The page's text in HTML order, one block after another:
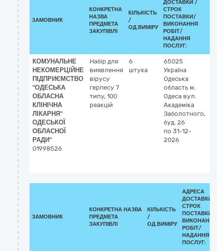
ЗАМОВНИК
КОНКРЕТНА
НАЗВА
ПРЕДМЕТА
ЗАКУПІВЛІ
КІЛЬКІСТЬ
/
ОД.ВИМІРУ
ДОСТАВКИ /
СТРОК
ПОСТАВКИ/
ВИКОНАННЯ
РОБІТ/
НАДАННЯ
ПОСЛУГ:
КОМУНАЛЬНЕ
НЕКОМЕРЦІЙНЕ
ПІДПРИЄМСТВО
"ОДЕСЬКА
ОБЛАСНА
КЛІНІЧНА
ЛІКАРНЯ"
ОДЕСЬКОЇ
ОБЛАСНОЇ
РАДИ"
01998526
Набір для
виявлення
вірусу
герпесу 7
типу, 100
реакцій
6
штука
65025
Україна
Одеська
область м.
Одеса вул.
Академіка
Заболотного,
буд. 26
по 31-12-
2026
ЗАМОВНИК
КОНКРЕТНА НАЗВА
ПРЕДМЕТА
ЗАКУПІВЛІ
КІЛЬКІСТЬ
/
ОД.ВИМІРУ
АДРЕСА
ДОСТАВКИ /
СТРОК
ПОСТАВКИ/
ВИКОНАННЯ
РОБІТ/
НАДАННЯ
ПОСЛУГ: